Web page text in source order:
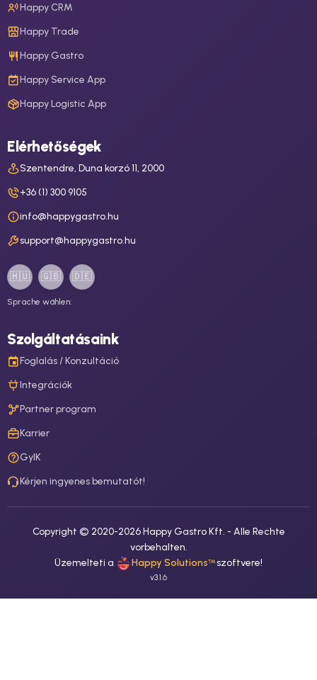
Happy CRM
Happy Trade
Happy Gastro
Happy Service App
Happy Logistic App
Elérhetőségek
Szentendre, Duna korzó 11, 2000
+36 (1) 300 9105
info@happygastro.hu
support@happygastro.hu
🇭🇺 🇬🇧 🇩🇪
Sprache wählen:
Szolgáltatásaink
Foglalás / Konzultáció
Integrációk
Partner program
Karrier
GyIK
Kérjen ingyenes bemutatót!
Copyright © 2020-2026Happy Gastro Kft. - Alle Rechte
vorbehalten.
Üzemelteti a
Happy Solutions™ szoftvere!
v3.1.6